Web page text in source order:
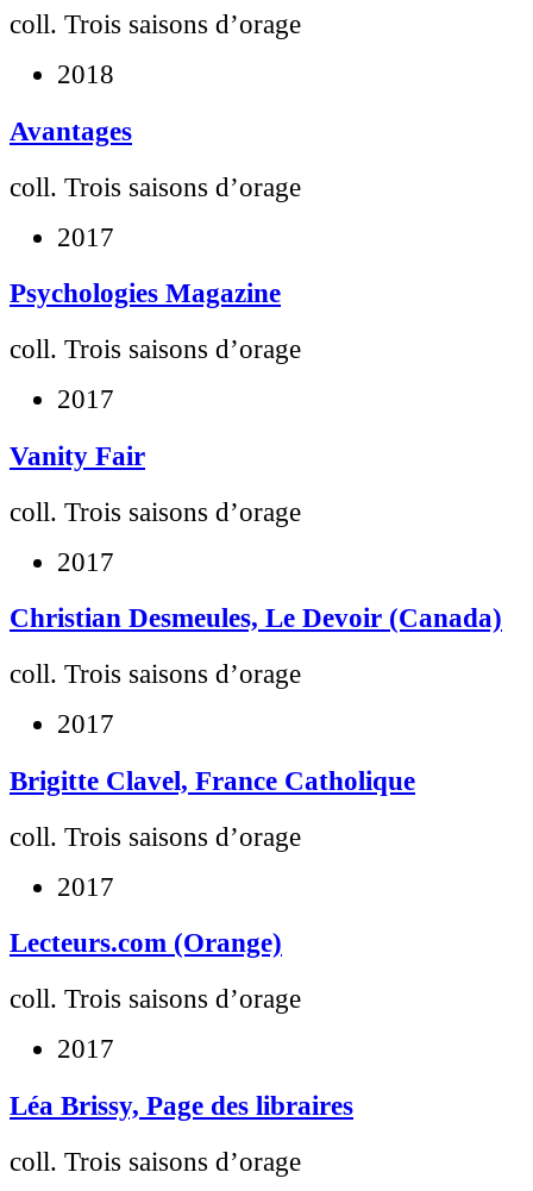
coll. Trois saisons d’orage
2018
Avantages
coll. Trois saisons d’orage
2017
Psychologies Magazine
coll. Trois saisons d’orage
2017
Vanity Fair
coll. Trois saisons d’orage
2017
Christian Desmeules, Le Devoir (Canada)
coll. Trois saisons d’orage
2017
Brigitte Clavel, France Catholique
coll. Trois saisons d’orage
2017
Lecteurs.com (Orange)
coll. Trois saisons d’orage
2017
Léa Brissy, Page des libraires
coll. Trois saisons d’orage